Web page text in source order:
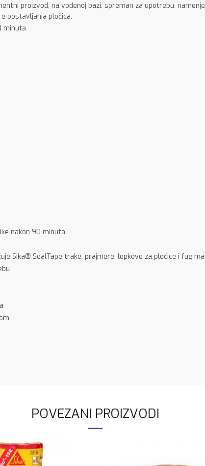
proizvod, na vodenoj bazi, spreman za upotrebu,
postavljanja pločica.
minuta
nakon 90 minuta
Sika® SealTape trake, prajmere, lepkove za pločice i fug
POVEZANI PROIZVODI